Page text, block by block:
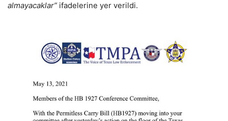
almayacaklar” ifadelerine yer verildi.